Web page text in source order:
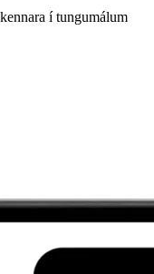
í tungumálum